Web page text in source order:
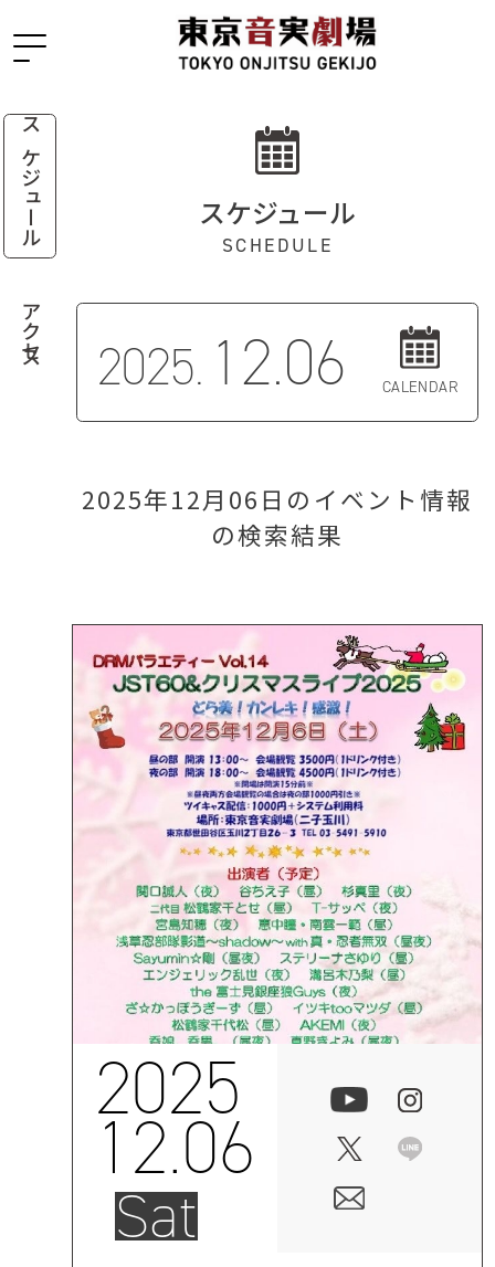
スケジュール
アクセス
スケジュール
SCHEDULE
2025. 12.06 CALENDAR
2025年12月06日のイベント情報
の検索結果
2025
12.06
Sat